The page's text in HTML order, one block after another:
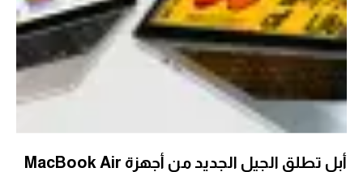
أبل تطلق الجيل الجديد من أجهزة MacBook Air